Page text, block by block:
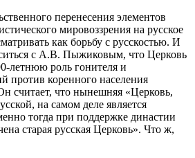
перенесения элементов
мировоззрения на русское
как борьбу с русскостью. И
с А.В. Пыжиковым, что Церковь
летнюю роль гонителя и
против коренного населения
считает, что нынешняя «Церковь,
на самом деле является
тогда при поддержке династии
старая русская Церковь». Что ж,